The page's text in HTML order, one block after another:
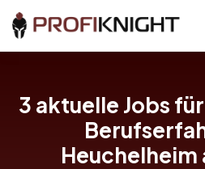
3 aktuelle Jobs
Heuchelheim